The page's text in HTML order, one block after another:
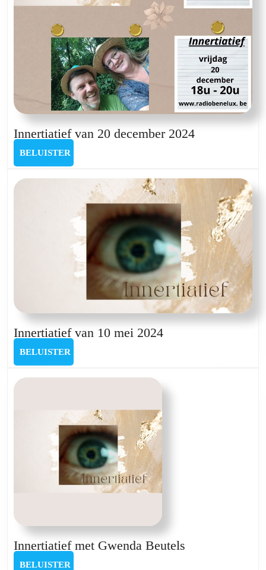
Innertiatief van 20 december 2024Innertiatief
december
2024
BELUISTER
Innertiatief van 10 mei 2024Innertiatief
BELUISTER
Innertiatief met Gwenda Beutels
BELUISTER